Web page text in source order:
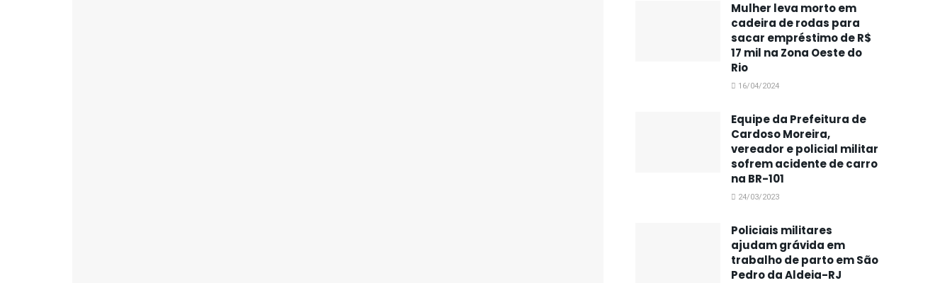
Mulher leva morto em
cadeira de rodas para
sacar empréstimo de R$
17 mil na Zona Oeste do
Rio
16/04/2024
Equipe da Prefeitura de
Cardoso Moreira,
vereador e policial militar
sofrem acidente de carro
na BR-101
24/03/2023
Policiais militares
ajudam grávida em
trabalho de parto em São
Pedro da Aldeia-RJ